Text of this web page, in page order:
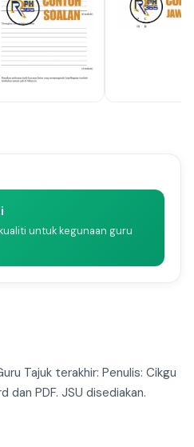
untuk kegunaan guru
Tajuk terakhir: Penulis: Cikgu
dan PDF. JSU disediakan.